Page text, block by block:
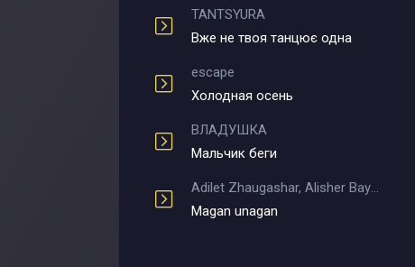
TANTSYURA
Вже не твоя танцює одна
escape
Холодная осень
ВЛАДУШКА
Мальчик беги
Adilet Zhaugashar, Alisher Bayniyazov
Magan unagan